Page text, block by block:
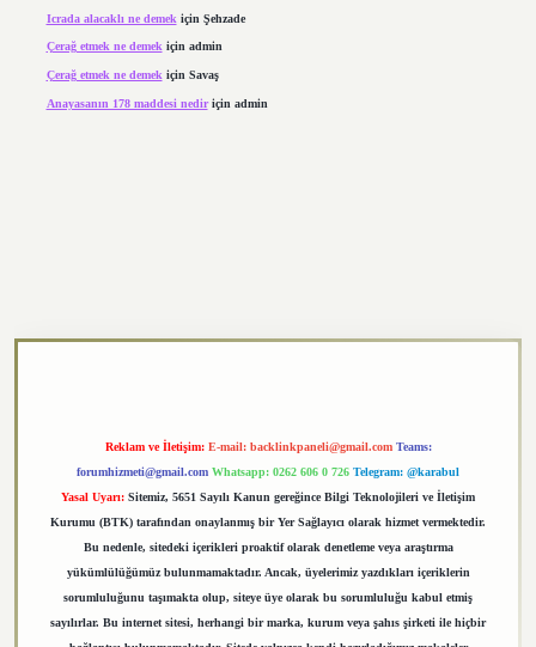
Icrada alacaklı ne demek için Şehzade
Çerağ etmek ne demekiçin admin
Çerağ etmek ne demek için Savaş
Anayasanın 178 maddesi nediriçin admin
Reklam ve İletişim: E-mail: backlinkpaneli@gmail.com Teams:
forumhizmeti@gmail.com Whatsapp: 0262 606 0 726 Telegram: @karabul
Yasal Uyarı: Sitemiz, 5651 Sayılı Kanun gereğince Bilgi Teknolojileri ve İletişim
Kurumu (BTK) tarafından onaylanmış bir Yer Sağlayıcı olarak hizmet vermektedir.
Bu nedenle, sitedeki içerikleri proaktif olarak denetleme veya araştırma
yükümlülüğümüz bulunmamaktadır. Ancak, üyelerimiz yazdıkları içeriklerin
sorumluluğunu taşımakta olup, siteye üye olarak bu sorumluluğu kabul etmiş
sayılırlar. Bu internet sitesi, herhangi bir marka, kurum veya şahıs şirketi ile hiçbir